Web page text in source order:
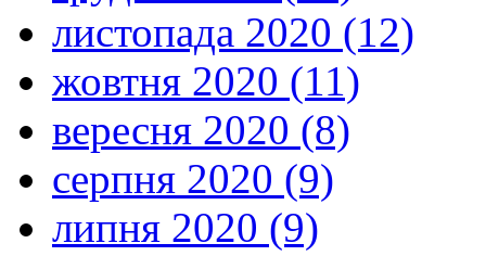
листопада 2020 (12)
жовтня 2020 (11)
вересня 2020 (8)
серпня 2020 (9)
липня 2020 (9)